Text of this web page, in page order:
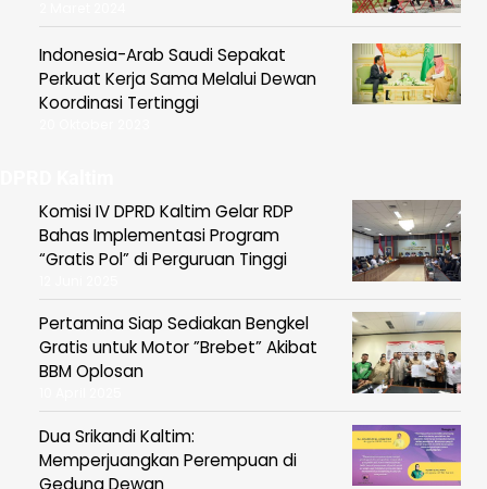
Indonesia-Arab Saudi Sepakat
Perkuat Kerja Sama Melalui Dewan
Koordinasi Tertinggi
Komisi IV DPRD Kaltim Gelar RDP
Bahas Implementasi Program
“Gratis Pol” di Perguruan Tinggi
Pertamina Siap Sediakan Bengkel
Gratis untuk Motor ”Brebet” Akibat
BBM Oplosan
Dua Srikandi Kaltim:
Memperjuangkan Perempuan di
Gedung Dewan